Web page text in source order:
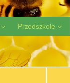
Przedszkole